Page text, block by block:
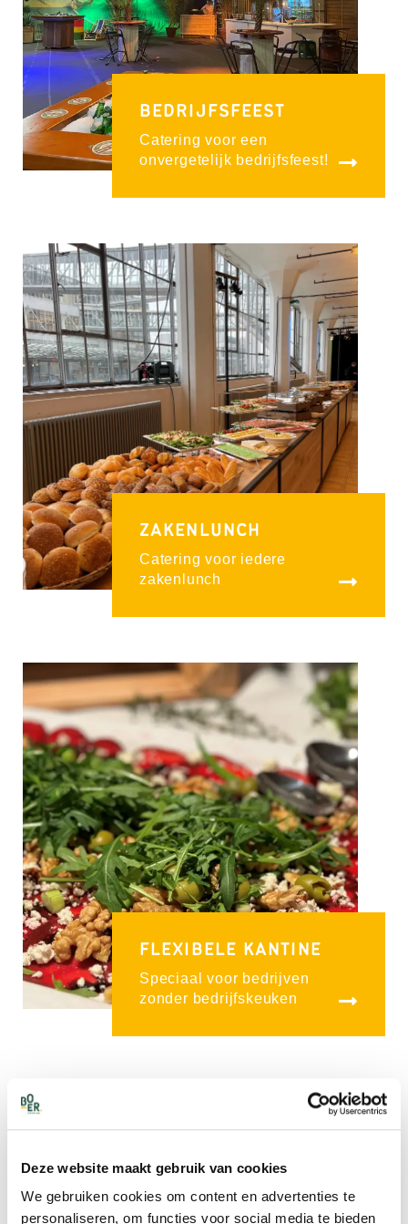
Deze website maakt gebruik van cookies
We gebruiken cookies om content en advertenties te
personaliseren, om functies voor social media te bieden
BEDRIJFSFEEST
Catering voor een
onvergetelijk bedrijfsfeest!
ZAKENLUNCH
Catering voor iedere
zakenlunch
FLEXIBELE KANTINE
Speciaal voor bedrijven
zonder bedrijfskeuken